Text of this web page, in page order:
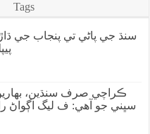
Tags
سنڌ جي پاڻي تي پنجاب جي
ڪراچي صرف سنڌين، بهارين
سڀني جو آهي: ف ليگ اڳواڻ